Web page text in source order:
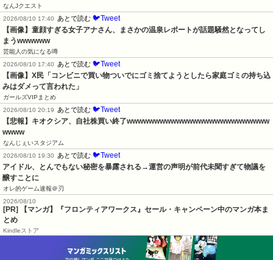
なんJクエスト
2026/08/10 17:40
あとで読む 🐦Tweet
【画像】童顔すぎる女子アナさん、まさかの温泉レポートが話題騒然となってし
まうwwwwww
芸能人の気になる噂
2026/08/10 17:40
あとで読む 🐦Tweet
【画像】X民「コンビニで買い物ついでにゴミ捨てようとしたら家庭ゴミの持ち込
みはダメって言われた」
ガールズVIPまとめ
2026/08/10 20:19
あとで読む 🐦Tweet
【悲報】キオクシア、自社株買い終了wwwwwwwwwwwwwwwwwwwwwwwwww
wwww
なんじぇいスタジアム
2026/08/10 19:30
あとで読む 🐦Tweet
アイドル、とんでもない秘密を暴露される→運営の声明が前代未聞すぎて物議を
醸すことに
オレ的ゲーム速報＠刃
2026/08/10
[PR] 【マンガ】『フロンティアワークス』セール・キャンペーン中のマンガ本ま
とめ
Kindleストア